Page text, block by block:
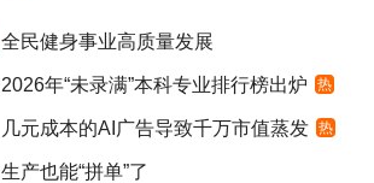
全民健身事业高质量发展
2026年“未录满”本科专业排行榜出炉 热
几元成本的AI广告导致千万市值蒸发 热
生产也能“拼单”了